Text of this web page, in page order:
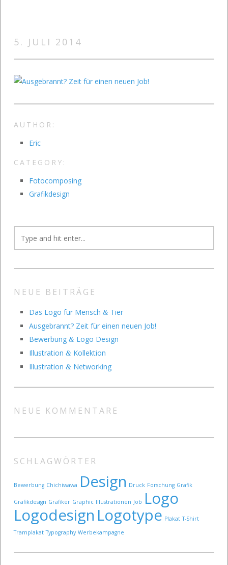
5. JULI 2014
AUTHOR:
Eric
CATEGORY:
Fotocomposing
Grafikdesign
NEUE BEITRÄGE
Das Logo für Mensch & Tier
Ausgebrannt? Zeit für einen neuen Job!
Bewerbung & Logo Design
Illustration & Kollektion
Illustration & Networking
NEUE KOMMENTARE
SCHLAGWÖRTER
Bewerbung Chichiwawa Design Druck Forschung Grafik
Grafikdesign Grafiker Graphic Illustrationen Job Logo
Logodesign Logotype Plakat T-Shirt
Tramplakat Typography Werbekampagne